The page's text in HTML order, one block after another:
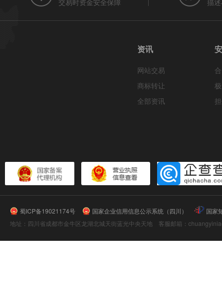
交易时资金安全保障 描
资讯
网站交易
商标转让
全部资讯
蜀ICP备19021174号 国家企业信用信息公示系统（四川）
国家
地址：四川省成都市金牛区龙湖北城天街蓝光中央天地 客服邮箱：